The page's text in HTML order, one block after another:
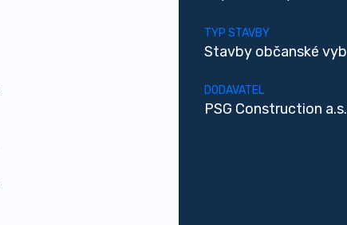
TYP STAVBY
Stavby občanské
DODAVATEL
PSG Construction a.s.